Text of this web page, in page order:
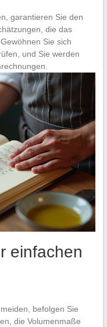
garantieren Sie den
die das
Sie sich
und Sie werden
einfachen
befolgen Sie
die Volumenmaße